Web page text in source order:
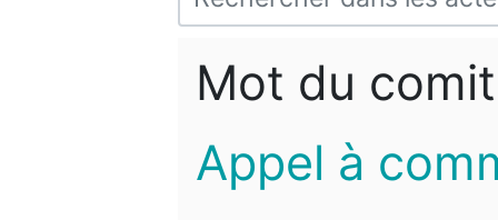
Mot du
Appel à